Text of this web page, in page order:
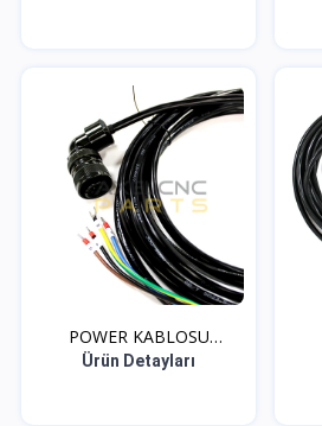
POWER KABLOSU
MITSUBISH...
Ürün Detayları